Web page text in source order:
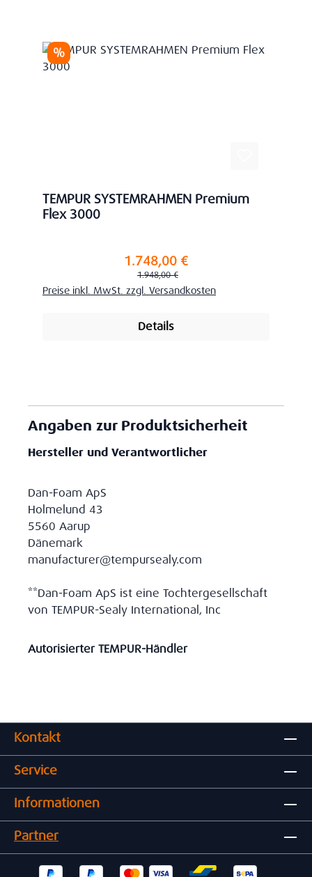
Rabatt
%
TEMPUR SYSTEMRAHMEN Premium
Flex 3000
Verkaufspreis:1.748,00 €
Regulärer Preis:
1.948,00 €
Preise inkl. MwSt. zzgl. Versandkosten
Details
Angaben zur Produktsicherheit
Hersteller und Verantwortlicher
Dan-Foam ApS
Holmelund 43
5560 Aarup
Dänemark
manufacturer@tempursealy.com
**Dan-Foam ApS ist eine Tochtergesellschaft
von TEMPUR-Sealy International, Inc
Autorisierter TEMPUR-Händler
Kontakt
Service
Informationen
Partner